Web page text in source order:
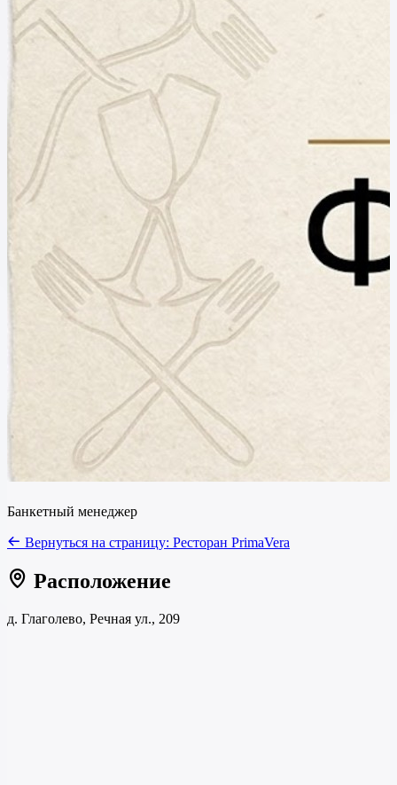
Банкетный менеджер
Вернуться на страницу: Ресторан PrimaVera
Расположение
д. Глаголево, Речная ул., 209